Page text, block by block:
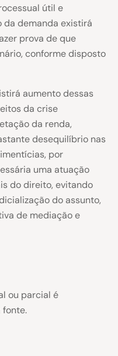
útil e
da demanda existirá
prova de que
conforme disposto
aumento dessas
da crise
da renda,
desequilíbrio nas
por
uma atuação
do direito, evitando
do assunto,
de mediação e
ou parcial é
fonte.